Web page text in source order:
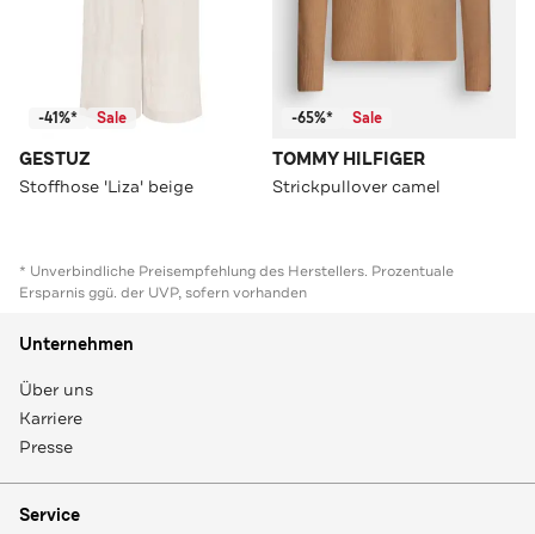
-41%* Sale
GESTUZ
Stoffhose 'Liza' beige
-65%* Sale
TOMMY HILFIGER
Strickpullover camel
* Unverbindliche Preisempfehlung des Herstellers. Prozentuale
Ersparnis ggü. der UVP, sofern vorhanden
Unternehmen
Über uns
Karriere
Presse
Service